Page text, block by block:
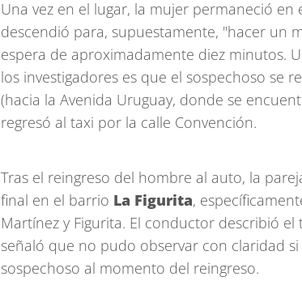
Una vez en el lugar, la mujer permaneció
descendió para, supuestamente, "hacer un
espera de aproximadamente diez minutos.
los investigadores es que el sospechoso se
(hacia la Avenida Uruguay, donde se
regresó al taxi por la calle Convención.
Tras el reingreso del hombre al auto, la
final en el barrio La Figurita,
Martínez y Figurita. El conductor describió
señaló que no pudo observar con claridad
sospechoso al momento del reingreso.